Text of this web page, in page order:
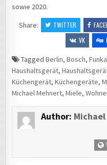
sowie 2020.
Share:
TWITTER
VK
TaggedBerlin,Bosch,
Haushaltsgerät,
Küchengerät,Küchengeräte,
Michael Mehnert,Miele,
Author: